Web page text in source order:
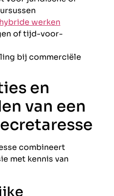
hybride werken
of tijd-voor-
bij commerciële
en
van een
combineert
met kennis van